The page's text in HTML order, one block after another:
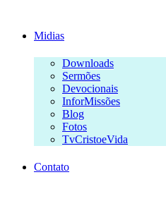
Midias
Downloads
Sermões
Devocionais
InforMissões
Blog
Fotos
TvCristoeVida
Contato